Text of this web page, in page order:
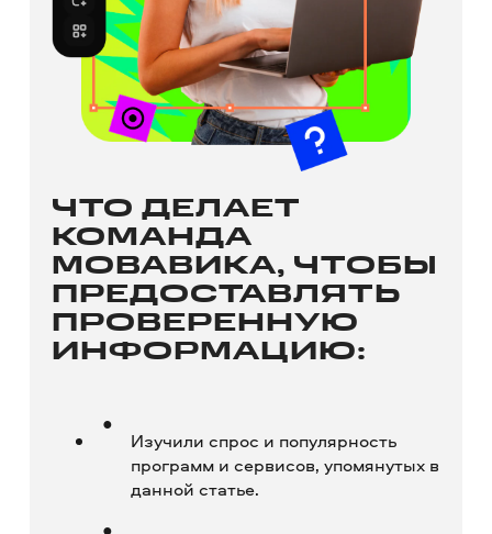
ЧТО ДЕЛАЕТ
КОМАНДА
МОВАВИКА, ЧТОБЫ
ПРЕДОСТАВЛЯТЬ
ПРОВЕРЕННУЮ
ИНФОРМАЦИЮ:
Изучили спрос и популярность
программ и сервисов, упомянутых в
данной статье.